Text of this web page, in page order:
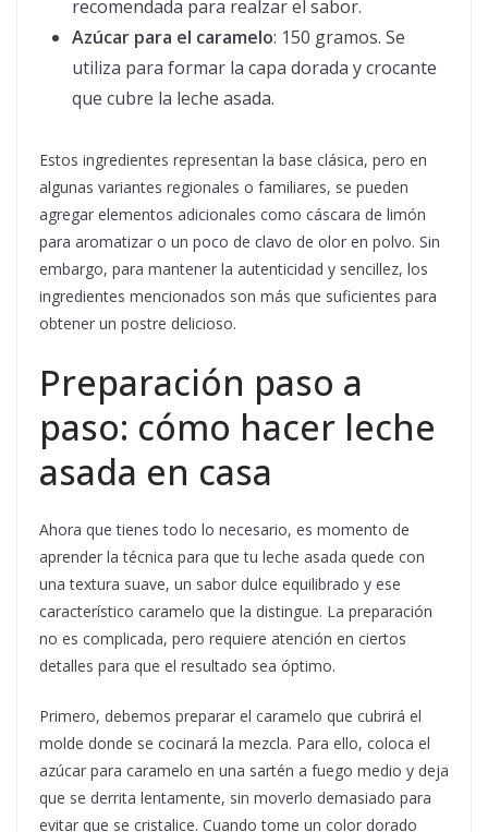
recomendada para realzar el sabor.
Azúcar para el caramelo: 150 gramos. Se
utiliza para formar la capa dorada y crocante
que cubre la leche asada.
Estos ingredientes representan la base clásica, pero en
algunas variantes regionales o familiares, se pueden
agregar elementos adicionales como cáscara de limón
para aromatizar o un poco de clavo de olor en polvo. Sin
embargo, para mantener la autenticidad y sencillez, los
ingredientes mencionados son más que suficientes para
obtener un postre delicioso.
Preparación paso a
paso: cómo hacer leche
asada en casa
Ahora que tienes todo lo necesario, es momento de
aprender la técnica para que tu leche asada quede con
una textura suave, un sabor dulce equilibrado y ese
característico caramelo que la distingue. La preparación
no es complicada, pero requiere atención en ciertos
detalles para que el resultado sea óptimo.
Primero, debemos preparar el caramelo que cubrirá el
molde donde se cocinará la mezcla. Para ello, coloca el
azúcar para caramelo en una sartén a fuego medio y deja
que se derrita lentamente, sin moverlo demasiado para
evitar que se cristalice. Cuando tome un color dorado